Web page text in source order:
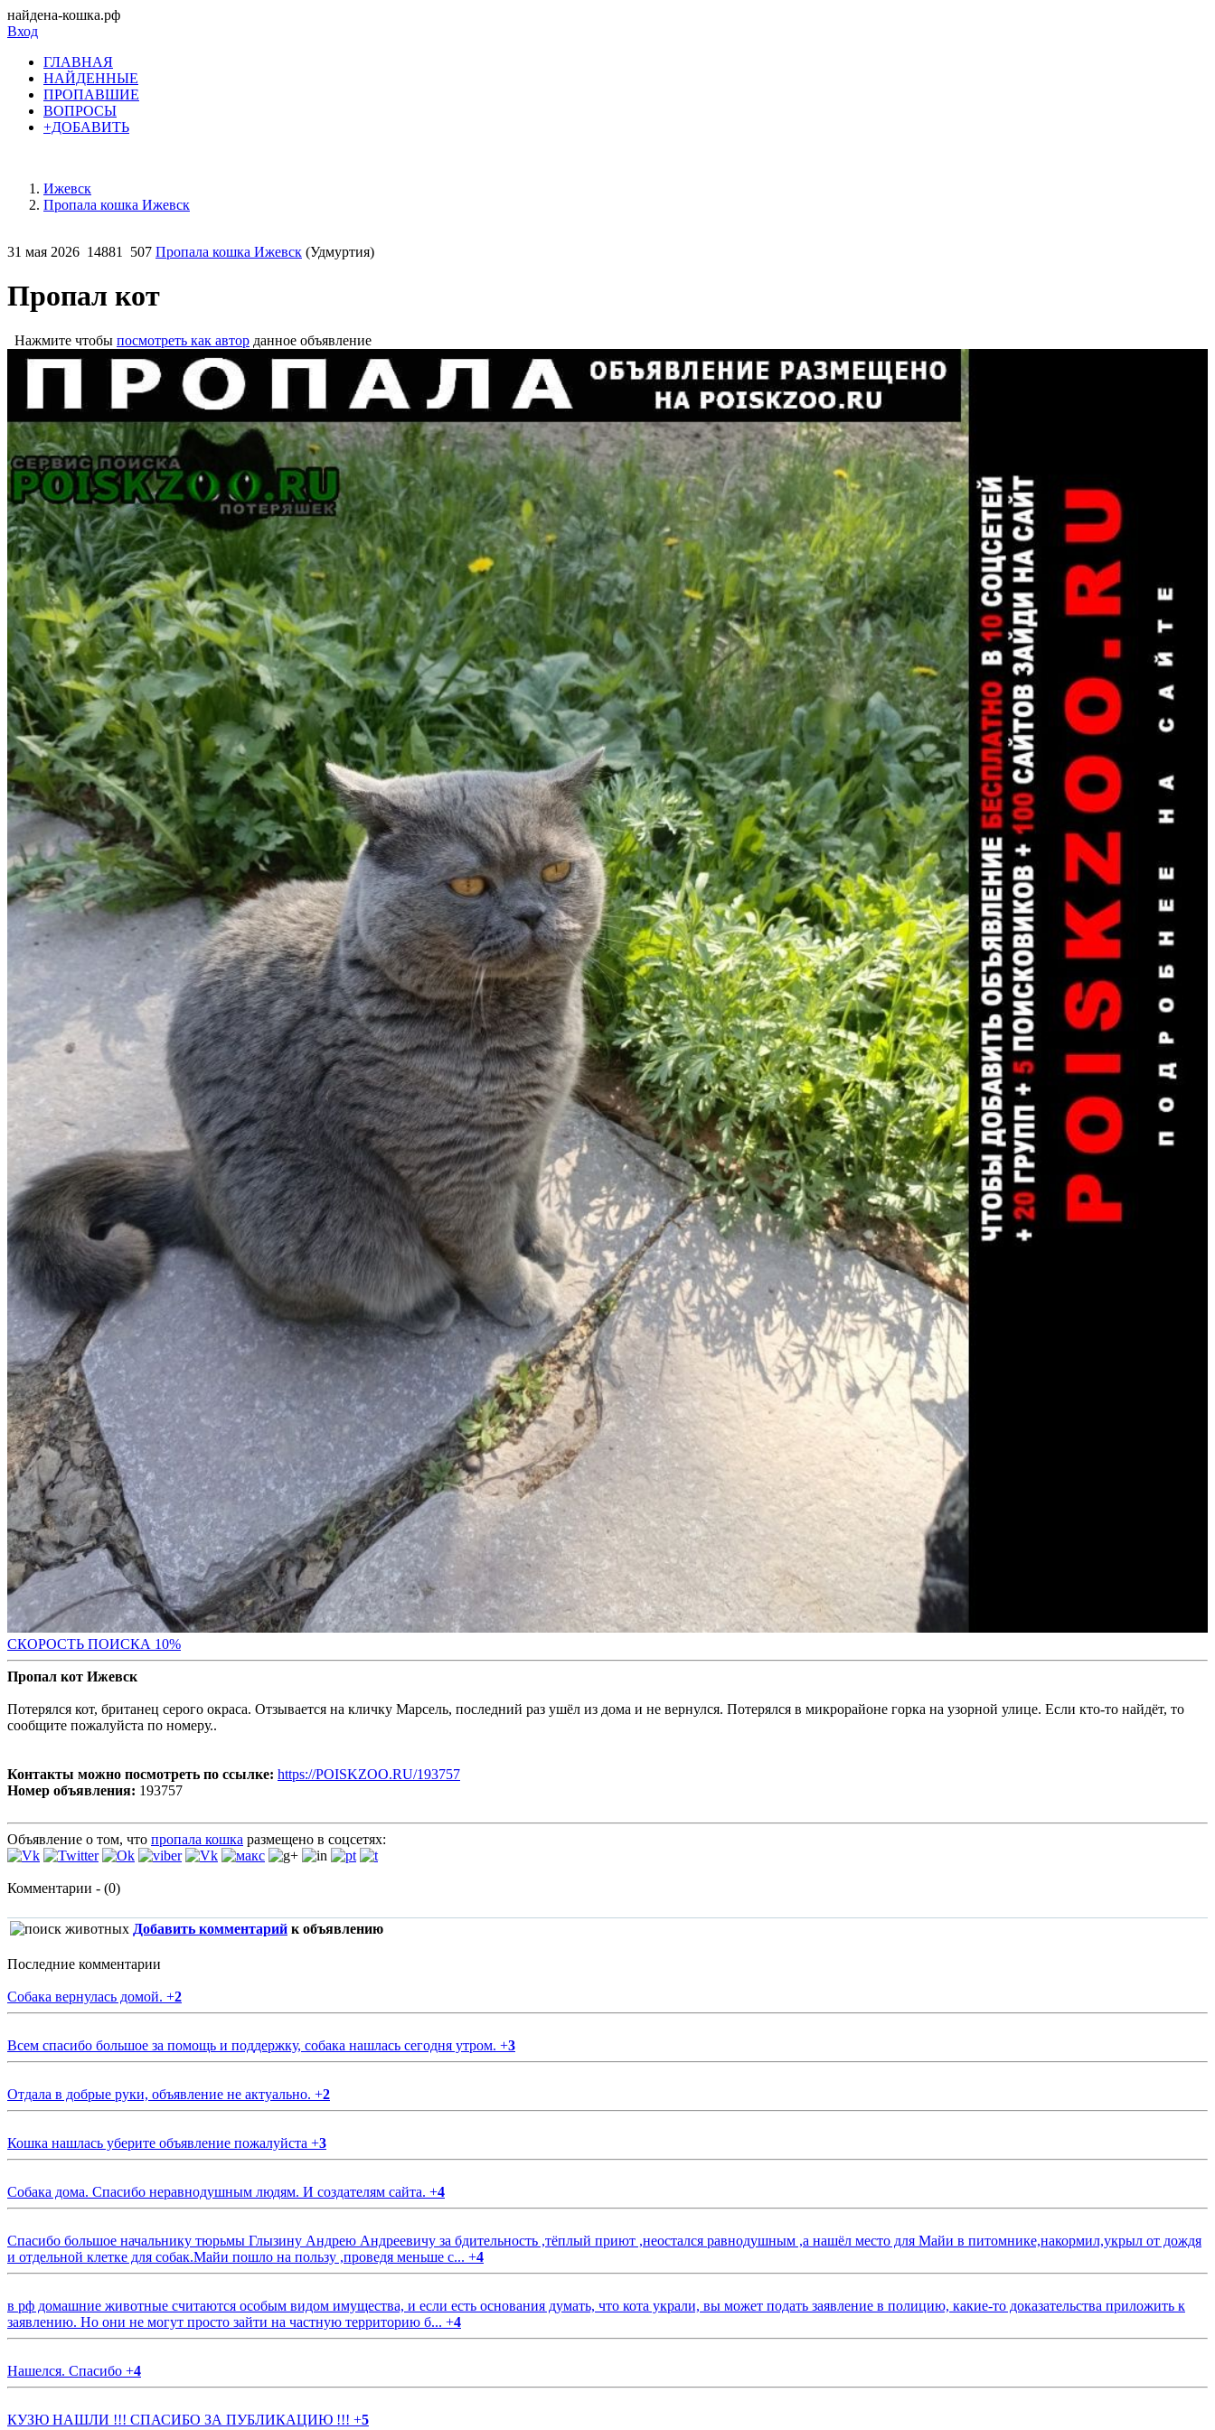
найдена-кошка.рф
Вход
ГЛАВНАЯ
НАЙДЕННЫЕ
ПРОПАВШИЕ
ВОПРОСЫ
+ДОБАВИТЬ
Ижевск
Пропала кошка Ижевск
31 мая 2026 14881 507 Пропала кошка Ижевск (Удмуртия)
Пропал кот
Нажмите чтобы посмотреть как автор данное объявление
СКОРОСТЬ ПОИСКА 10%
Пропал кот Ижевск
Потерялся кот, британец серого окраса. Отзывается на кличку Марсель, последний раз ушёл из дома и не вернулся. Потерялся в микрорайоне горка на узорной улице. Если кто-то найдёт, то
сообщите пожалуйста по номеру..
Контакты можно посмотреть по ссылке: https://POISKZOO.RU/193757
Номер объявления: 193757
Объявление о том, что пропала кошка размещено в соцсетях:
Комментарии - (0)
Добавить комментарий к объявлению
Последние комментарии
Собака вернулась домой. +2
Всем спасибо большое за помощь и поддержку, собака нашлась сегодня утром. +3
Отдала в добрые руки, объявление не актуально. +2
Кошка нашлась уберите объявление пожалуйста +3
Собака дома. Спасибо неравнодушным людям. И создателям сайта. +4
Спасибо большое начальнику тюрьмы Глызину Андрею Андреевичу за бдительность ,тёплый приют ,неостался равнодушным ,а нашёл место для Майи в питомнике,накормил,укрыл от дождя
и отдельной клетке для собак.Майи пошло на пользу ,проведя меньше с... +4
в рф домашние животные считаются особым видом имущества, и если есть основания думать, что кота украли, вы может подать заявление в полицию, какие-то доказательства приложить к
заявлению. Но они не могут просто зайти на частную территорию б... +4
Нашелся. Спасибо +4
КУЗЮ НАШЛИ !!! СПАСИБО ЗА ПУБЛИКАЦИЮ !!! +5